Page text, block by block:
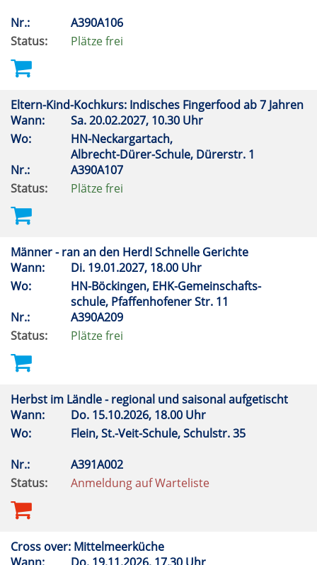
Nr.:
A390A106
Status:
Plätze frei
Eltern-Kind-Kochkurs: Indisches Fingerfood ab 7 Jahren
Wann:
Sa.20.02.2027, 10.30 Uhr
Wo:
HN-Neckargartach,
Albrecht-Dürer-Schule, Dürerstr. 1
Nr.:
A390A107
Status:
Plätze frei
Männer - ran an den Herd! Schnelle Gerichte
Wann:
Di. 19.01.2027, 18.00 Uhr
Wo:
HN-Böckingen, EHK-Gemeinschafts-
schule, Pfaffenhofener Str. 11
Nr.:
A390A209
Status:
Plätze frei
Herbst im Ländle - regional und saisonal aufgetischt
Wann:
Do. 15.10.2026, 18.00 Uhr
Wo:
Flein, St.-Veit-Schule, Schulstr. 35
Nr.:
A391A002
Status:
Anmeldung auf Warteliste
Cross over: Mittelmeerküche